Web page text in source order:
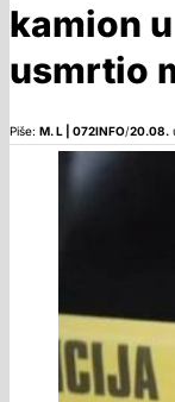
kamion
usmrtio
Piše: M. L | 072INFO/20.08.